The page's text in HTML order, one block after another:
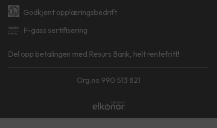
Godkjent opplæringsbedrift
F-gass sertifisering
Del opp betalingen med Resurs Bank, helt rentefritt!
Org.no 990 513 821